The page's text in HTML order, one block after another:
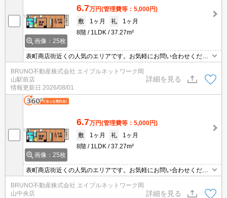
画像：25枚
6.7万円(管理費等：5,000円)
敷
1ヶ月 礼
1ヶ月
8階
1LDK 37.27m²
表町商店街近くの人気のエリアです。お気軽にお問い合わせくださ
い。
BRUNO不動産株式会社 エイブルネットワーク岡
山駅前店
情報更新日 2026/08/01
詳細を見る
画像：25枚
6.7万円(管理費等：5,000円)
敷
1ヶ月 礼
1ヶ月
8階
1LDK 37.27m²
表町商店街近くの人気のエリアです。お気軽にお問い合わせくださ
い。
BRUNO不動産株式会社 エイブルネットワーク岡
山中央店
詳細を見る